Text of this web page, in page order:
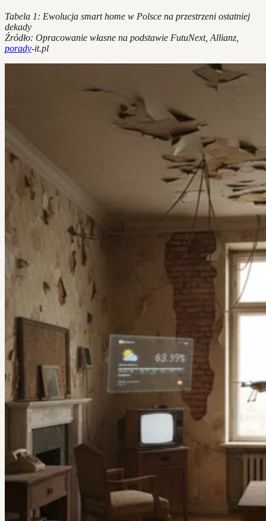
Tabela 1: Ewolucja smart home w Polsce na przestrzeni ostatniej
dekady
Źródło: Opracowanie własne na podstawie FutuNext, Allianz,
porady-it.pl